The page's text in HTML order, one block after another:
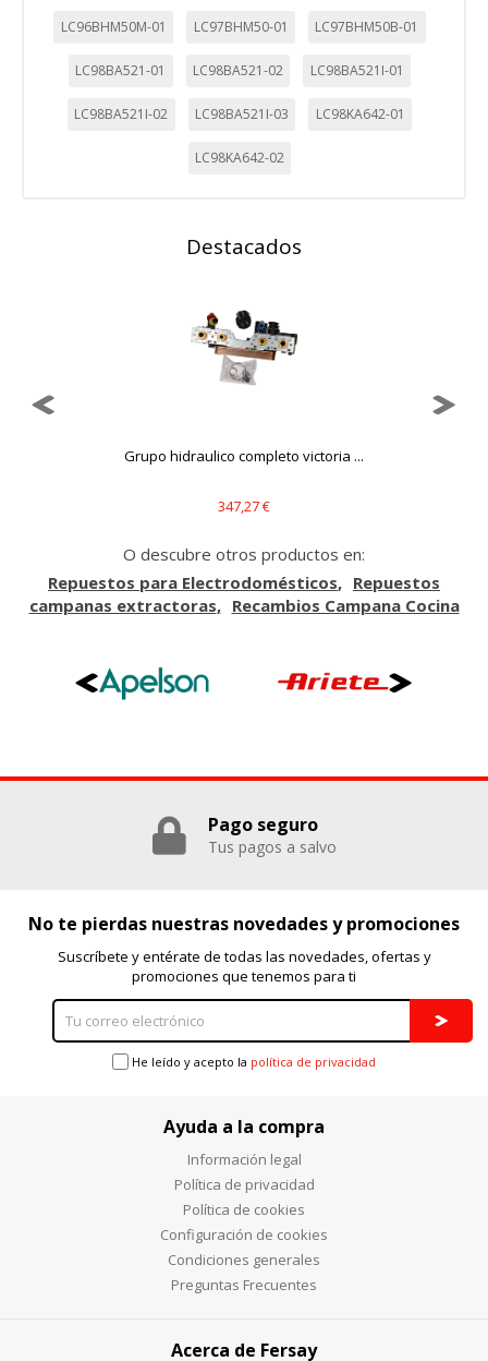
LC96BHM50M-01 LC97BHM50-01 LC97BHM50B-01
LC98BA521-01 LC98BA521-02 LC98BA521I-01
LC98BA521I-02 LC98BA521I-03 LC98KA642-01
LC98KA642-02
Destacados
Grupo hidraulico completo victoria ...
347,27 €
O descubre otros productos en:
Repuestos para Electrodomésticos
Repuestos
campanas extractoras
Recambios Campana Cocina
Pago seguro
Tus pagos a salvo
No te pierdas nuestras novedades y promociones
Suscríbete y entérate de todas las novedades, ofertas y
promociones que tenemos para ti
He leído y acepto la política de privacidad
Ayuda a la compra
Información legal
Política de privacidad
Política de cookies
Configuración de cookies
Condiciones generales
Preguntas Frecuentes
Acerca de Fersay